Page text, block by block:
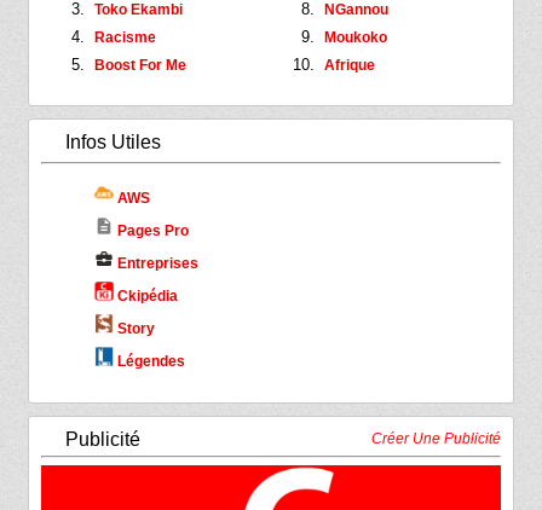
Toko Ekambi
Racisme
Boost For Me
NGannou
Moukoko
Afrique
Infos Utiles
AWS
description Pages Pro
business_center Entreprises
Ckipédia
Story
Légendes
Publicité Créer Une Publicité